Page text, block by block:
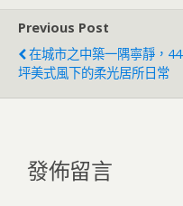
Previous Post
在城市之中築一隅寧靜，44
坪美式風下的柔光居所日常
發佈留言